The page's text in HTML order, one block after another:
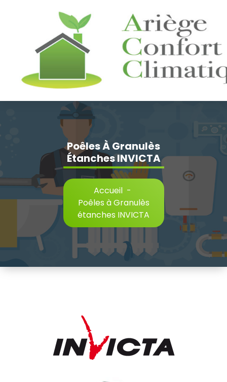
Poêles À Granulès
Étanches INVICTA
Accueil -
Poêles à Granulès
étanches INVICTA